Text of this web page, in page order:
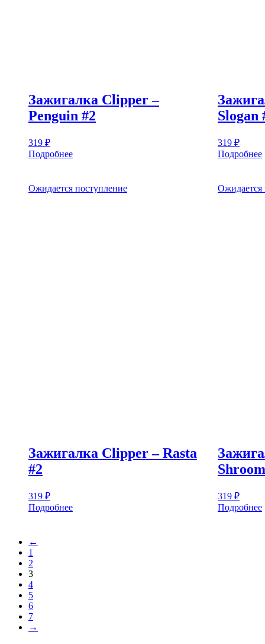
Зажигалка Clipper –
Penguin #2
319 ₽
Подробнее
Slogan
319 ₽
Подробнее
Ожидается поступление
Зажигалка Clipper – Rasta
#2
319 ₽
Подробнее
Ожидается
319 ₽
Подробнее
←
1
2
3
4
5
6
7
→